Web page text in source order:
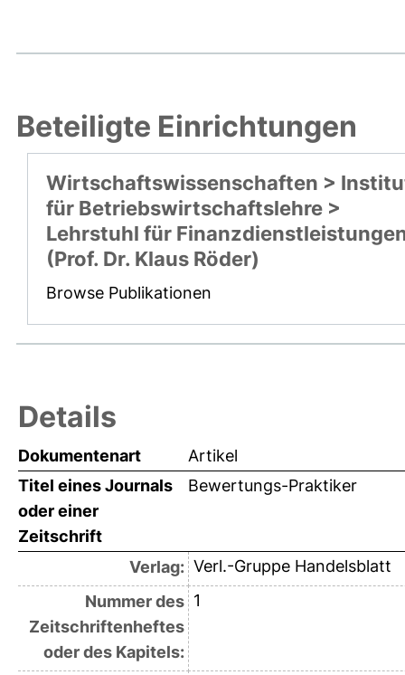
Beteiligte Einrichtungen
Wirtschaftswissenschaften >
für Betriebswirtschaftslehre >
Lehrstuhl für
(Prof. Dr. Klaus Röder)
Browse Publikationen
Details
Dokumentenart
Artikel
Titel eines Journals
oder einer
Zeitschrift
Bewertungs-Praktiker
Verlag: Verl.-Gruppe Handelsblatt
Nummer des
Zeitschriftenheftes
oder des Kapitels:
1